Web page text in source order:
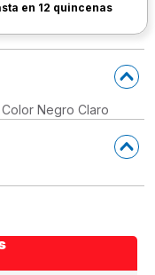
en 12 quincenas
Negro Claro